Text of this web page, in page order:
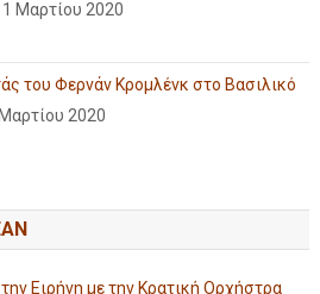
Μαρτίου 2020
του Φερνάν Κρομλένκ στο Βασιλικό
2020
Ειρήνη με την Κρατική Ορχήστρα